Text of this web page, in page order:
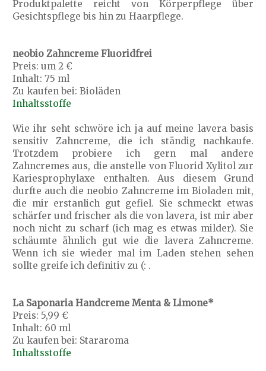
Produktpalette reicht von Körperpflege über
Gesichtspflege bis hin zu Haarpflege.
neobio Zahncreme Fluoridfrei
Preis: um 2 €
Inhalt: 75 ml
Zu kaufen bei: Bioläden
Inhaltsstoffe
Wie ihr seht schwöre ich ja auf meine lavera basis
sensitiv Zahncreme, die ich ständig nachkaufe.
Trotzdem probiere ich gern mal andere
Zahncremes aus, die anstelle von Fluorid Xylitol zur
Kariesprophylaxe enthalten. Aus diesem Grund
durfte auch die neobio Zahncreme im Bioladen mit,
die mir erstanlich gut gefiel. Sie schmeckt etwas
schärfer und frischer als die von lavera, ist mir aber
noch nicht zu scharf (ich mag es etwas milder). Sie
schäumte ähnlich gut wie die lavera Zahncreme.
Wenn ich sie wieder mal im Laden stehen sehen
sollte greife ich definitiv zu (: .
La Saponaria Handcreme Menta & Limone*
Preis: 5,99 €
Inhalt: 60 ml
Zu kaufen bei: Stararoma
Inhaltsstoffe